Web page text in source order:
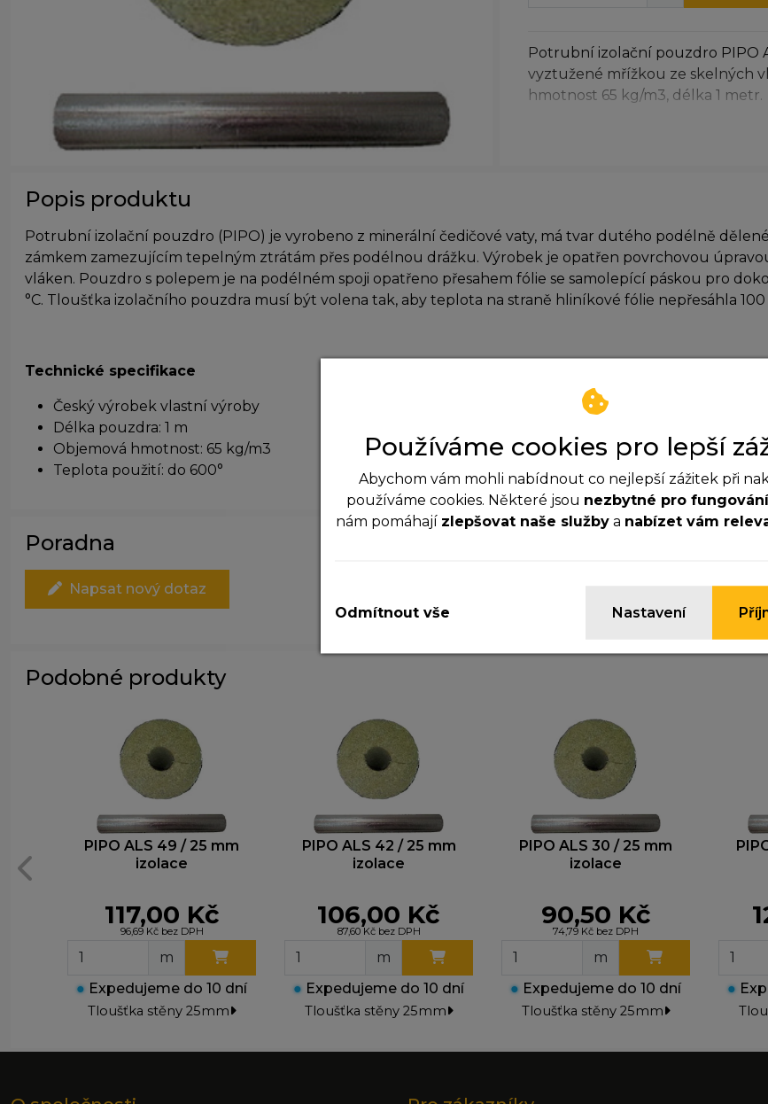
Potrubní izolační pouzdro PIPO
vyztužené mřížkou ze skelných
hmotnost 65 kg/m3, délka 1 metr.
Popis produktu
Potrubní izolační pouzdro (PIPO) je vyrobeno z minerální čedičové vaty, má tvar dutého podélně
zámkem zamezujícím tepelným ztrátám přes podélnou drážku. Výrobek je opatřen povrchovou
vláken. Pouzdro s polepem je na podélném spoji opatřeno přesahem fólie se samolepící páskou pro
°C. Tloušťka izolačního pouzdra musí být volena tak, aby teplota na straně hliníkové fólie nepřesáhla 100
Technické specifikace
Český výrobek vlastní výroby
Délka pouzdra: 1 m
Objemová hmotnost: 65 kg/m3
Teplota použití: do 600°
Poradna
Napsat nový dotaz
Zatím neexistují žádné dotazy.
Podobné produkty
PIPO ALS 49 / 25 mm
izolace
117,00 Kč
96,69 Kč bez DPH
m
● Expedujeme do 10 dní
Tloušťka stěny 25mm
PIPO ALS 42 / 25 mm
izolace
106,00 Kč
87,60 Kč bez DPH
m
● Expedujeme do 10 dní
Tloušťka stěny 25mm
PIPO ALS 30 / 25 mm
izolace
90,50 Kč
74,79 Kč bez DPH
m
● Expedujeme do 10 dní
Tloušťka stěny 25mm
●
Používáme cookies pro lepší
Abychom vám mohli nabídnout co nejlepší zážitek při
používáme cookies. Některé jsou nezbytné pro fungování
nám pomáhají zlepšovat naše služby a nabízet vám
Tyhle cookies jsou důležité pro správné fungování
vypnout.
Pomáhají nám sledovat návštěvnost a zlepšovat web.
Marketingové cookies
Tyhle cookies nastavují naši reklamní partneři, aby
zobrazovat relevantní reklamy na jiných webech.
nepovolíte, nebude se vám zobrazovat cílená reklama.
Odmítnout vše Nastavení